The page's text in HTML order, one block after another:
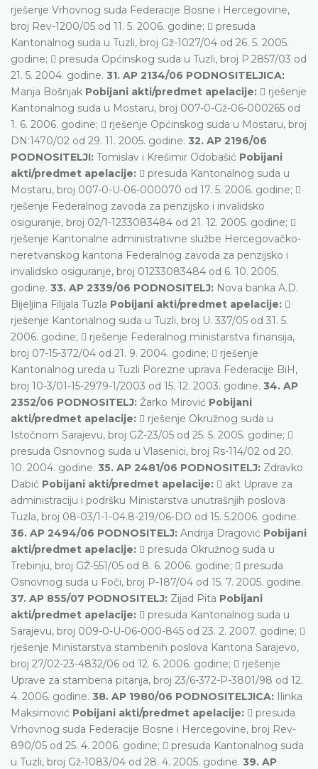
rješenje Vrhovnog suda Federacije Bosne i Hercegovine,
broj Rev-1200/05 od 11. 5. 2006. godine;  presuda
Kantonalnog suda u Tuzli, broj Gž-1027/04 od 26. 5. 2005.
godine;  presuda Općinskog suda u Tuzli, broj P.2857/03 od
21. 5. 2004. godine. 31. AP 2134/06 PODNOSITELJICA:
Manja Bošnjak Pobijani akti/predmet apelacije:  rješenje
Kantonalnog suda u Mostaru, broj 007-0-Gž-06-000265 od
1. 6. 2006. godine;  rješenje Općinskog suda u Mostaru, broj
DN:1470/02 od 29. 11. 2005. godine. 32. AP 2196/06
PODNOSITELJI: Tomislav i Krešimir Odobašić Pobijani
akti/predmet apelacije:  presuda Kantonalnog suda u
Mostaru, broj 007-0-U-06-000070 od 17. 5. 2006. godine; 
rješenje Federalnog zavoda za penzijsko i invalidsko
osiguranje, broj 02/1-1233083484 od 21. 12. 2005. godine; 
rješenje Kantonalne administrativne službe Hercegovačko-
neretvanskog kantona Federalnog zavoda za penzijsko i
invalidsko osiguranje, broj 01233083484 od 6. 10. 2005.
godine. 33. AP 2339/06 PODNOSITELJ: Nova banka A.D.
Bijeljina Filijala Tuzla Pobijani akti/predmet apelacije: 
rješenje Kantonalnog suda u Tuzli, broj U. 337/05 od 31. 5.
2006. godine;  rješenje Federalnog ministarstva finansija,
broj 07-15-372/04 od 21. 9. 2004. godine;  rješenje
Kantonalnog ureda u Tuzli Porezne uprava Federacije BiH,
broj 10-3/01-15-2979-1/2003 od 15. 12. 2003. godine. 34. AP
2352/06 PODNOSITELJ: Žarko Mirović Pobijani
akti/predmet apelacije:  rješenje Okružnog suda u
Istočnom Sarajevu, broj GŽ-23/05 od 25. 5. 2005. godine; 
presuda Osnovnog suda u Vlasenici, broj Rs-114/02 od 20.
10. 2004. godine. 35. AP 2481/06 PODNOSITELJ: Zdravko
Dabić Pobijani akti/predmet apelacije:  akt Uprave za
administraciju i podršku Ministarstva unutrašnjih poslova
Tuzla, broj 08-03/1-1-04.8-219/06-DO od 15. 5.2006. godine.
36. AP 2494/06 PODNOSITELJ: Andrija Dragović Pobijani
akti/predmet apelacije:  presuda Okružnog suda u
Trebinju, broj GŽ-551/05 od 8. 6. 2006. godine;  presuda
Osnovnog suda u Foči, broj P-187/04 od 15. 7. 2005. godine.
37. AP 855/07 PODNOSITELJ: Zijad Pita Pobijani
akti/predmet apelacije:  presuda Kantonalnog suda u
Sarajevu, broj 009-0-U-06-000-845 od 23. 2. 2007. godine; 
rješenje Ministarstva stambenih poslova Kantona Sarajevo,
broj 27/02-23-4832/06 od 12. 6. 2006. godine;  rješenje
Uprave za stambena pitanja, broj 23/6-372-P-3801/98 od 12.
4. 2006. godine. 38. AP 1980/06 PODNOSITELJICA: Ilinka
Maksimović Pobijani akti/predmet apelacije:  presuda
Vrhovnog suda Federacije Bosne i Hercegovine, broj Rev-
890/05 od 25. 4. 2006. godine;  presuda Kantonalnog suda
u Tuzli, broj Gž-1083/04 od 28. 4. 2005. godine. 39. AP